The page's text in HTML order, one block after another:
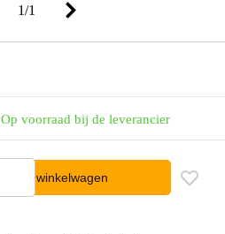
1/1
Op voorraad bij de leverancier
In winkelwagen